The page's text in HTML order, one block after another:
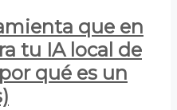
que en
tu IA local de
qué es un